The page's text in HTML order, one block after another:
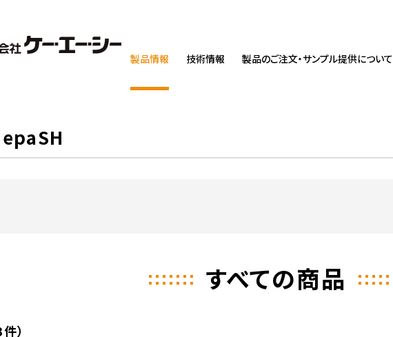
製品情報 技術情報 製品のご注文・サンプル提供について
すべての商品
）